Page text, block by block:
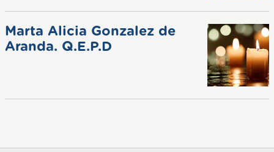
Marta Alicia Gonzalez de
Aranda. Q.E.P.D